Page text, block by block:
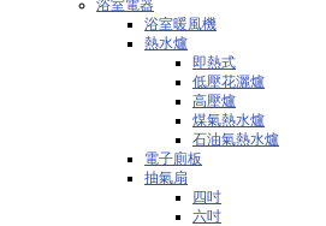
浴室電器
浴室暖風機
熱水爐
即熱式
低壓花灑爐
高壓爐
煤氣熱水爐
石油氣熱水爐
電子廁板
抽氣扇
四吋
六吋